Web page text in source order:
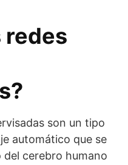
redes
son un tipo
automático que se
cerebro humano